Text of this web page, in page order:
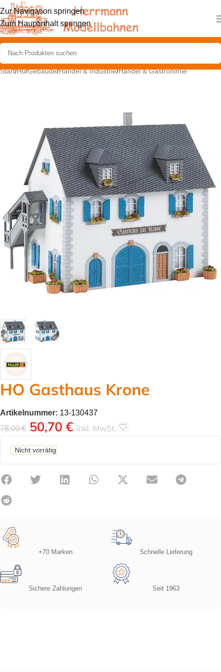
Zur Navigation springen
Zum Hauptinhalt springen
Start/H0/Gebäude/Handel & Industrie/Handel & Gastronimie
HO Gasthaus Krone
Artikelnummer: 13-130437
78,00€ 50,70 € inkl. MwSt.
Nicht vorrätig
+70 Marken Schnelle Lieferung
Sichere Zahlungen Seit 1963